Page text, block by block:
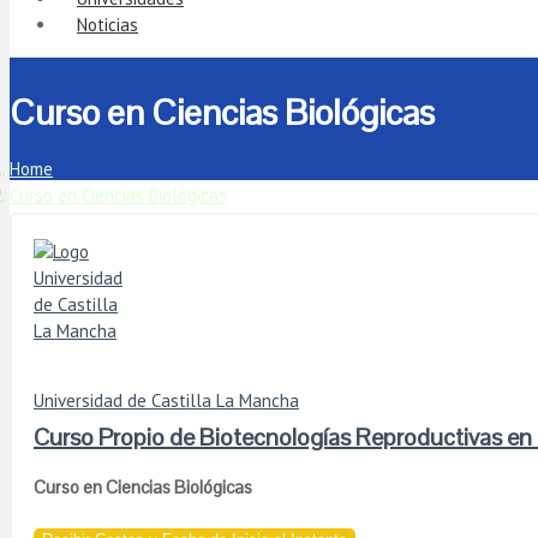
Noticias
Curso en Ciencias Biológicas
Home
Curso en Ciencias Biológicas
Universidad de Castilla La Mancha
Curso Propio de Biotecnologías Reproductivas
Curso en Ciencias Biológicas